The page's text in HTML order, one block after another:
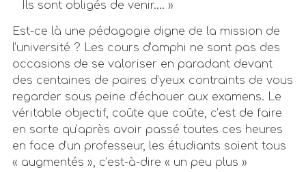
Ils sont obligés de venir.… »
Est-ce là une pédagogie digne de la mission de
l’université ? Les cours d’amphi ne sont pas des
occasions de se valoriser en paradant devant
des centaines de paires d’yeux contraints de vous
regarder sous peine d’échouer aux examens. Le
véritable objectif, coûte que coûte, c’est de faire
en sorte qu’après avoir passé toutes ces heures
en face d’un professeur, les étudiants soient tous
« augmentés », c’est-à-dire « un peu plus »